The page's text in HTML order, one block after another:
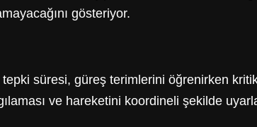
gösteriyor.
süresi, güreş terimlerini öğrenirken
ve hareketini koordineli şekilde